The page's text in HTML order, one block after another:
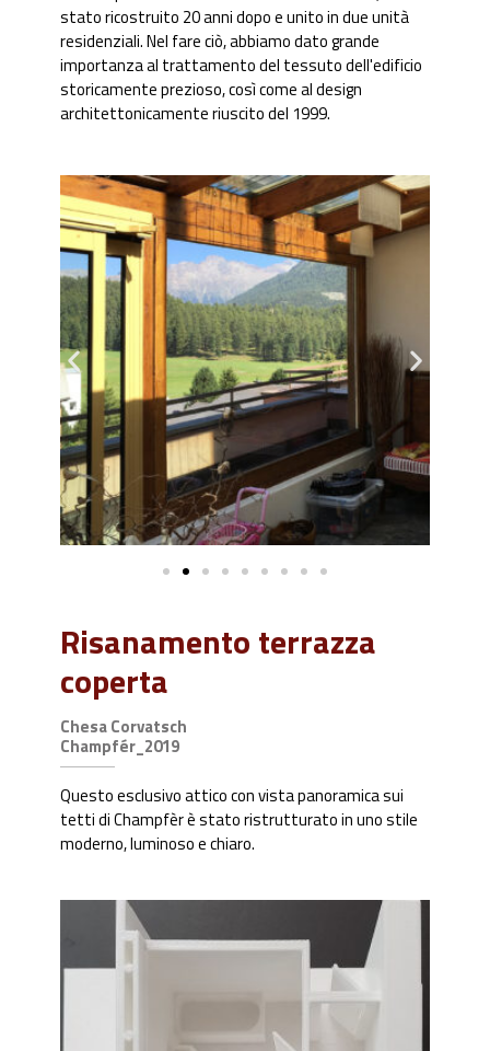
stato ricostruito 20 anni dopo e unito in due unità
residenziali. Nel fare ciò, abbiamo dato grande
importanza al trattamento del tessuto dell'edificio
storicamente prezioso, così come al design
architettonicamente riuscito del 1999.
Risanamento terrazza
coperta
Chesa Corvatsch
Champfér_2019
Questo esclusivo attico con vista panoramica sui
tetti di Champfèr è stato ristrutturato in uno stile
moderno, luminoso e chiaro.